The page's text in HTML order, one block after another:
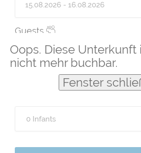
Oops. Diese Unterkunft
nicht mehr buchbar.
Fenster
Guests